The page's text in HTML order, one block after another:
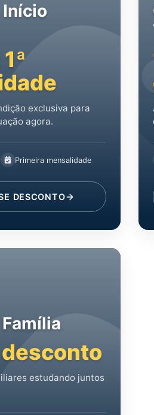
Início
exclusiva para
agora.
Primeira mensalidade
DESCONTO
estudando juntos